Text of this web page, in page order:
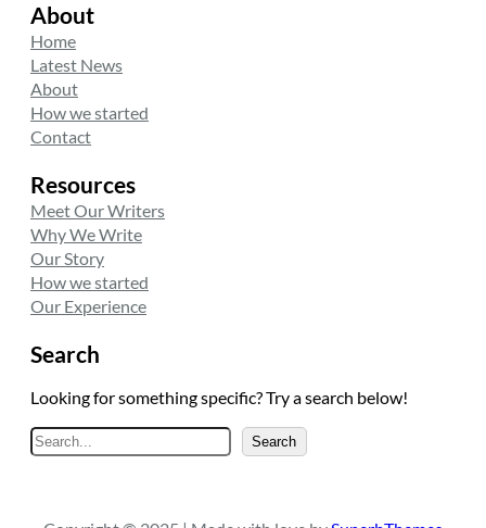
About
Home
Latest News
About
How we started
Contact
Resources
Meet Our Writers
Why We Write
Our Story
How we started
Our Experience
Search
Looking for something specific? Try a search below!
A
r
Search